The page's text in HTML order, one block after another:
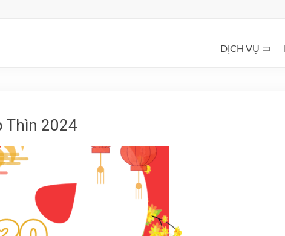
DỊCH VỤ
Thìn 2024